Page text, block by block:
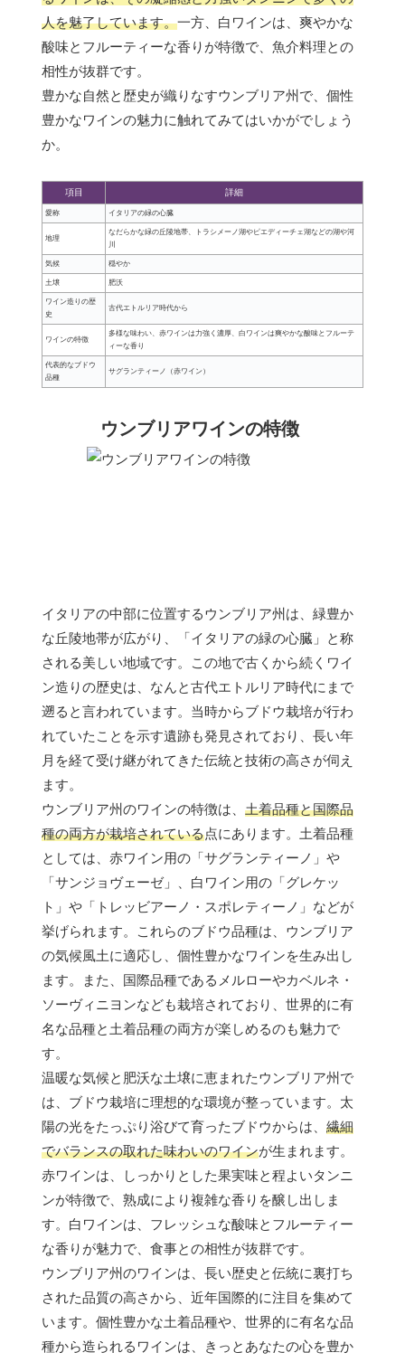
人を魅了しています。一方、白ワインは、爽やかな
酸味とフルーティーな香りが特徴で、魚介料理との
相性が抜群です。
豊かな自然と歴史が織りなすウンブリア州で、個性
豊かなワインの魅力に触れてみてはいかがでしょう
か。
項目 詳細
愛称 イタリアの緑の心臓
地理
なだらかな緑の丘陵地帯、トラシメーノ湖やピエディーチェ湖などの湖や河
川
気候 穏やか
土壌 肥沃
ワイン造りの歴
史
古代エトルリア時代から
ワインの特徴
多様な味わい、赤ワインは力強く濃厚、白ワインは爽やかな酸味とフルーテ
ィーな香り
代表的なブドウ
品種
サグランティーノ（赤ワイン）
ウンブリアワインの特徴
イタリアの中部に位置するウンブリア州は、緑豊か
な丘陵地帯が広がり、「イタリアの緑の心臓」と称
される美しい地域です。この地で古くから続くワイ
ン造りの歴史は、なんと古代エトルリア時代にまで
遡ると言われています。当時からブドウ栽培が行わ
れていたことを示す遺跡も発見されており、長い年
月を経て受け継がれてきた伝統と技術の高さが伺え
ます。
ウンブリア州のワインの特徴は、 土着品種と国際品
種の両方が栽培されている点にあります。土着品種
としては、赤ワイン用の「サグランティーノ」や
「サンジョヴェーゼ」、白ワイン用の「グレケッ
ト」や「トレッビアーノ・スポレティーノ」などが
挙げられます。これらのブドウ品種は、ウンブリア
の気候風土に適応し、個性豊かなワインを生み出し
ます。また、国際品種であるメルローやカベルネ・
ソーヴィニヨンなども栽培されており、世界的に有
名な品種と土着品種の両方が楽しめるのも魅力で
す。
温暖な気候と肥沃な土壌に恵まれたウンブリア州で
は、ブドウ栽培に理想的な環境が整っています。太
陽の光をたっぷり浴びて育ったブドウからは、 繊細
でバランスの取れた味わいのワインが生まれます。
赤ワインは、しっかりとした果実味と程よいタンニ
ンが特徴で、熟成により複雑な香りを醸し出しま
す。白ワインは、フレッシュな酸味とフルーティー
な香りが魅力で、食事との相性が抜群です。
ウンブリア州のワインは、長い歴史と伝統に裏打ち
された品質の高さから、近年国際的に注目を集めて
います。個性豊かな土着品種や、世界的に有名な品
種から造られるワインは、きっとあなたの心を豊か